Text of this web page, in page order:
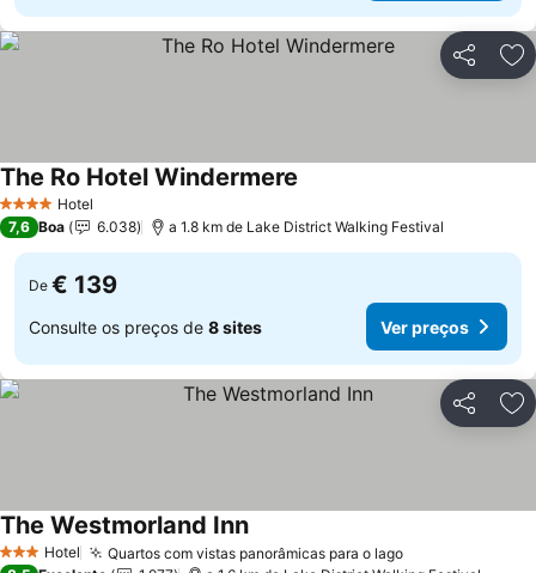
Partilhar
4 EstrelasHotel
The Ro Hotel Windermere
7,6 Boa 6.038 a 1.8 km de Lake District Walking Festival
De € 139
Consulte os preços de 8 sites Ver preços
Partilhar
3 EstrelasHotel Quartos com vistas panorâmicas para o lagoVer preços
The Westmorland InnVer preços